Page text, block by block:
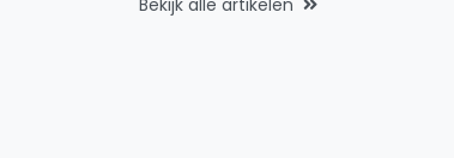
Bekijk alle artikelen